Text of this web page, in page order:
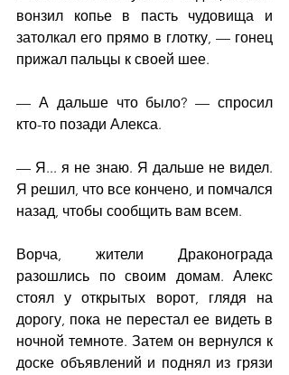
вонзил копье в пасть чудовища и
затолкал его прямо в глотку, — гонец
прижал пальцы к своей шее.
— А дальше что было? — спросил
кто-то позади Алекса.
— Я... я не знаю. Я дальше не видел.
Я решил, что все кончено, и помчался
назад, чтобы сообщить вам всем.
Ворча, жители Драконограда
разошлись по своим домам. Алекс
стоял у открытых ворот, глядя на
дорогу, пока не перестал ее видеть в
ночной темноте. Затем он вернулся к
доске объявлений и поднял из грязи